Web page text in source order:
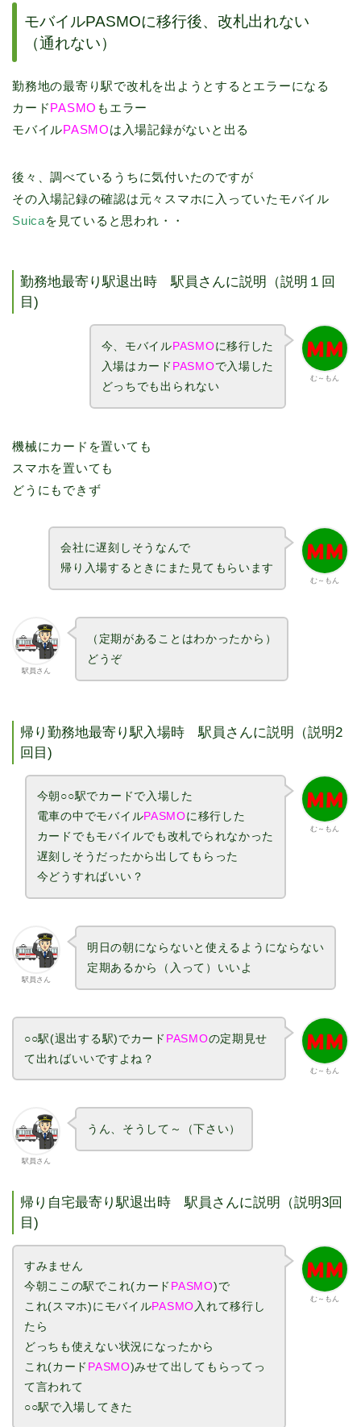
モバイルPASMOに移行後、改札出れない
（通れない）
勤務地の最寄り駅で改札を出ようとするとエラーになる
カードPASMO もエラー
モバイルPASMOは入場記録がないと出る
後々、調べているうちに気付いたのですが
その入場記録の確認は元々スマホに入っていたモバイル
Suicaを見ていると思われ・・
勤務地最寄り駅退出時 駅員さんに説明（説明１回
目)
む～もん
今、モバイルPASMOに移行した
入場はカード PASMOで入場した
どっちでも出られない
機械にカードを置いても
スマホを置いても
どうにもできず
む～もん
会社に遅刻しそうなんで
帰り入場するときにまた見てもらいます
駅員さん
（定期があることはわかったから）
どうぞ
帰り勤務地最寄り駅入場時 駅員さんに説明（説明2
回目)
む～もん
今朝○○駅でカードで入場した
電車の中でモバイルPASMOに移行した
カードでもモバイルでも改札でられなかった
遅刻しそうだったから出してもらった
今どうすればいい？
駅員さん
明日の朝にならないと使えるようにならない
定期あるから（入って）いいよ
む～もん
○○駅(退出する駅)でカード PASMOの定期見せ
て出ればいいですよね？
駅員さん
うん、そうして～（下さい）
帰り自宅最寄り駅退出時 駅員さんに説明（説明3回
目)
む～もん
すみません
今朝ここの駅でこれ(カード PASMO)で
これ(スマホ)にモバイルPASMO入れて移行し
たら
どっちも使えない状況になったから
これ(カード PASMO)みせて出してもらってっ
て言われて
○○駅で入場してきた